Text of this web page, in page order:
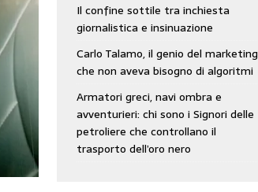
Il confine sottile tra inchiesta
giornalistica e insinuazione
Carlo Talamo, il genio del marketing
che non aveva bisogno di algoritmi
Armatori greci, navi ombra e
avventurieri: chi sono i Signori delle
petroliere che controllano il
trasporto dell’oro nero